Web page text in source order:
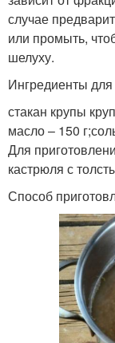
случае
или промыть,
шелуху.
Ингредиенты
стакан крупы
масло – 150
Для
кастрюля с
Способ